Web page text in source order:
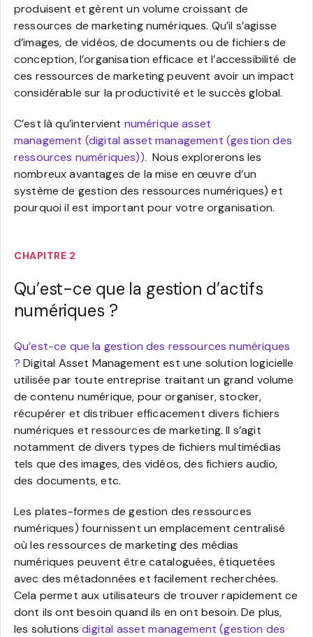
produisent et gèrent un volume croissant de
ressources de marketing numériques. Qu’il s’agisse
d’images, de vidéos, de documents ou de fichiers de
conception, l’organisation efficace et l’accessibilité de
ces ressources de marketing peuvent avoir un impact
considérable sur la productivité et le succès global.
C’est là qu’intervient numérique asset
management (digital asset management (gestion des
ressources numériques)). Nous explorerons les
nombreux avantages de la mise en œuvre d’un
système de gestion des ressources numériques) et
pourquoi il est important pour votre organisation.
CHAPITRE 2
Qu’est-ce que la gestion d’actifs
numériques ?
Qu’est-ce que la gestion des ressources numériques
? Digital Asset Management est une solution logicielle
utilisée par toute entreprise traitant un grand volume
de contenu numérique, pour organiser, stocker,
récupérer et distribuer efficacement divers fichiers
numériques et ressources de marketing. Il s’agit
notamment de divers types de fichiers multimédias
tels que des images, des vidéos, des fichiers audio,
des documents, etc.
Les plates-formes de gestion des ressources
numériques) fournissent un emplacement centralisé
où les ressources de marketing des médias
numériques peuvent être cataloguées, étiquetées
avec des métadonnées et facilement recherchées.
Cela permet aux utilisateurs de trouver rapidement ce
dont ils ont besoin quand ils en ont besoin. De plus,
les solutionsdigital asset management (gestion des